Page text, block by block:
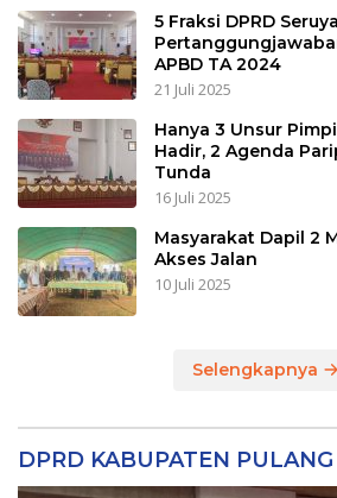
5 Fraksi DPRD
APBD TA 2024
21 Juli 2025
Hanya 3 Unsur
Hadir, 2 Agenda
Tunda
16 Juli 2025
Masyarakat Dapil 2
Akses Jalan
10 Juli 2025
Selengkapnya
DPRD KABUPATEN